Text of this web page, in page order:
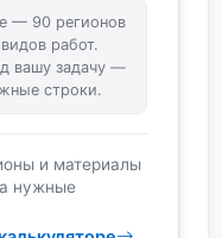
— 90 регионов
работ.
вашу задачу —
строки.
и материалы
нужные